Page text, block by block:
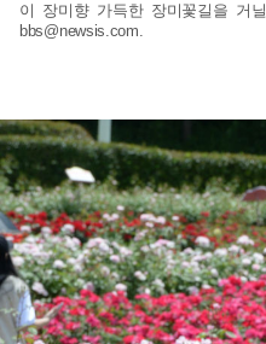
이 장미향 가득한 장미꽃길을 거
bbs@newsis.com.